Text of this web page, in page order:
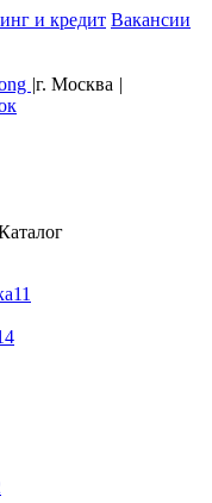
и кредит Вакансии
|г. Москва |
11